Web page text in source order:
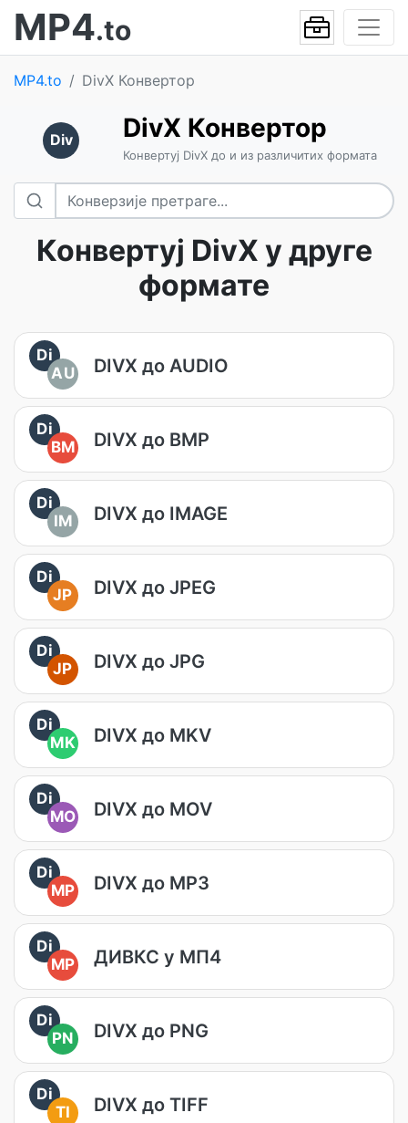
MP4.to
MP4.to DivX Конвертор
Div DivX Конвертор
Конвертуј DivX до и из различитих формата
Конвертуј DivX у друге
формате
Di
AU
DIVX до AUDIO
Di
BM
DIVX до BMP
Di
IM
DIVX до IMAGE
Di
JP
DIVX до JPEG
Di
JP
DIVX до JPG
Di
MK
DIVX до MKV
Di
MO
DIVX до MOV
Di
MP
DIVX до MP3
Di
MP
ДИВКС у МП4
Di
PN
DIVX до PNG
Di
TI
DIVX до TIFF